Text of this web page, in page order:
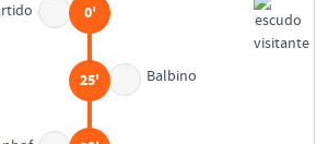
0'
Balbino
25'